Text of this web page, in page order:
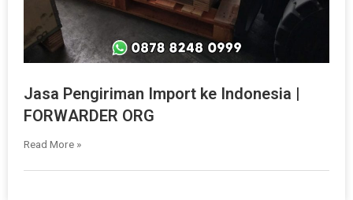
Jasa Pengiriman Import ke Indonesia |
FORWARDER ORG
Read More »